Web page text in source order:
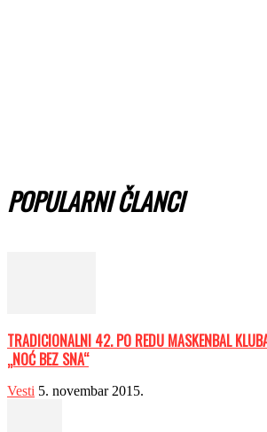
POPULARNI ČLANCI
TRADICIONALNI 42. PO REDU MASKENBAL
„NOĆ BEZ SNA“
Vesti 5. novembar 2015.